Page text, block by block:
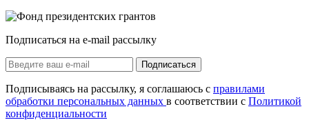
Подписаться на e-mail рассылку
Подписаться
Подписываясь на рассылку, я соглашаюсь с правилами
обработки персональных данных в соответствии с Политикой
конфиденциальности